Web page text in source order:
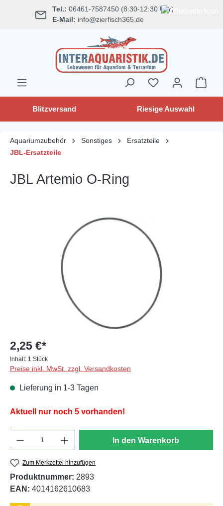
springen Tel.: 06461-7587450 (8:30-12:30 Uhr)
E-Mail: info@zierfisch365.de
Blitzversand Riesige Auswahl
Aquariumzubehör Sonstiges
Ersatzteile
JBL-Ersatzteile
JBL Artemio O-Ring
Bildergalerie überspringen
2,25 €*
Inhalt: 1 Stück
Preise inkl. MwSt. zzgl. Versandkosten
Lieferung in 1-3 Tagen
Aktuell nur noch 5 vorhanden!
In den Warenkorb
Zum Merkzettel hinzufügen
Produktnummer: 2893
EAN: 4014162610683